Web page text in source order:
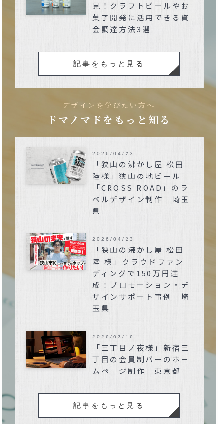
見！クラフトビールやお
菓子開発に活用できる資
金調達方法3選
記事をもっと見る
デザインを学びたい方へ
ドマノマドをもっと知る
「狭山の沸かし屋 松田
陸様」狭山の地ビール
「CROSS ROAD」のラ
ベルデザイン制作｜埼玉
県
2026/04/23
「狭山の沸かし屋 松田
陸 様」クラウドファン
ディングで150万円達
成！プロモーション・デ
ザインサポート事例｜埼
玉県
2026/04/23
「三丁目ノ夜様」新宿三
丁目の会員制バーのホー
ムページ制作｜東京都
2026/03/16
記事をもっと見る